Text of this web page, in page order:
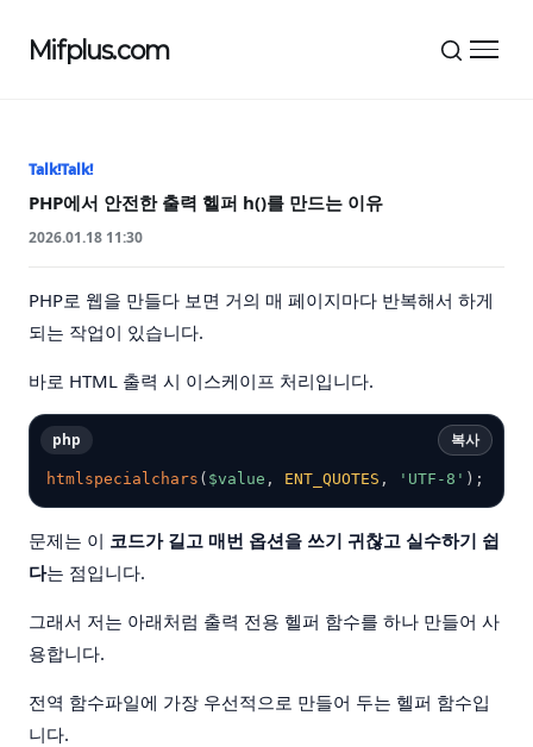
Mifplus.com
Talk!Talk!
PHP에서 안전한 출력 헬퍼 h()를 만드는 이유
2026.01.18 11:30
PHP로 웹을 만들다 보면 거의 매 페이지마다 반복해서 하게
되는 작업이 있습니다.
바로 HTML 출력 시 이스케이프 처리입니다.
htmlspecialchars ( $value , ENT_QUOTES , 'UTF-8' ) ;
php 복사
문제는 이 코드가 길고 매번 옵션을 쓰기 귀찮고 실수하기 쉽
다는 점입니다.
그래서 저는 아래처럼 출력 전용 헬퍼 함수를 하나 만들어 사
용합니다.
전역 함수파일에 가장 우선적으로 만들어 두는 헬퍼 함수입
니다.